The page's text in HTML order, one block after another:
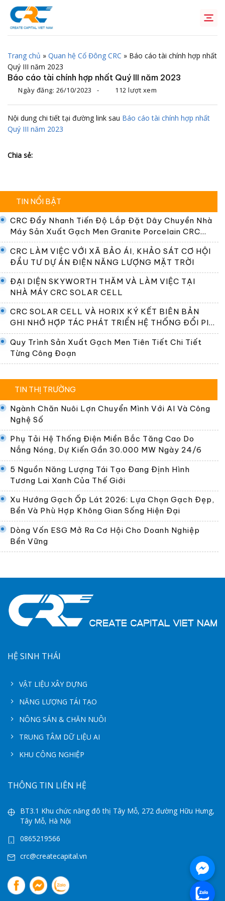
Chuyển
đến
dung
Trang chủ » Quan hệ Cổ Đông CRC » Báo cáo tài chính hợp nhất
Quý III năm 2023
Báo cáo tài chính hợp nhất Quý III năm 2023
Ngày đăng: 26/10/2023 - 112 lượt xem
Nội dung chi tiết tại đường link sau Báo cáo tài chính hợp nhất
Quý III năm 2023
Chia sẻ:
TIN NỔI BẬT
CRC Đẩy Nhanh Tiến Độ Lắp Đặt Dây Chuyền Nhà
Máy Sản Xuất Gạch Men Granite Porcelain CRC
Premier
CRC LÀM VIỆC VỚI XÃ BẢO ÁI, KHẢO SÁT CƠ HỘI
ĐẦU TƯ DỰ ÁN ĐIỆN NĂNG LƯỢNG MẶT TRỜI
ĐẠI DIỆN SKYWORTH THĂM VÀ LÀM VIỆC TẠI
NHÀ MÁY CRC SOLAR CELL
CRC SOLAR CELL VÀ HORIX KÝ KẾT BIÊN BẢN
GHI NHỚ HỢP TÁC PHÁT TRIỂN HỆ THỐNG ĐỔI PIN
TẠI VIỆT NAM
Quy Trình Sản Xuất Gạch Men Tiên Tiết Chi Tiết
Từng Công Đoạn
TIN THỊ TRƯỜNG
Ngành Chăn Nuôi Lợn Chuyển Mình Với AI Và Công
Nghệ Số
Phụ Tải Hệ Thống Điện Miền Bắc Tăng Cao Do
Nắng Nóng, Dự Kiến Gần 30.000 MW Ngày 24/6
5 Nguồn Năng Lượng Tái Tạo Đang Định Hình
Tương Lai Xanh Của Thế Giới
Xu Hướng Gạch Ốp Lát 2026: Lựa Chọn Gạch Đẹp,
Bền Và Phù Hợp Không Gian Sống Hiện Đại
Dòng Vốn ESG Mở Ra Cơ Hội Cho Doanh Nghiệp
Bền Vững
HỆ SINH THÁI
VẬT LIỆU XÂY DỰNG
NĂNG LƯỢNG TÁI TẠO
NÔNG SẢN & CHĂN NUÔI
TRUNG TÂM DỮ LIỆU AI
KHU CÔNG NGHIỆP
THÔNG TIN LIÊN HỆ
BT3.1 Khu chức năng đô thị Tây Mỗ, 272 đường Hữu Hưng,
Tây Mỗ, Hà Nội
0865219566
crc@createcapital.vn